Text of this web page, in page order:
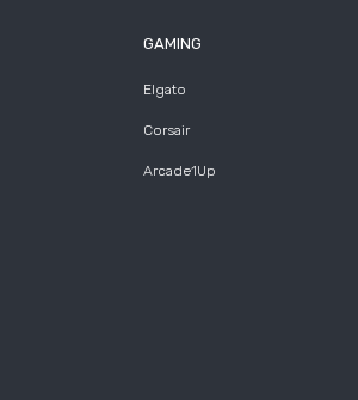
GAMING
Elgato
Corsair
Arcade1Up